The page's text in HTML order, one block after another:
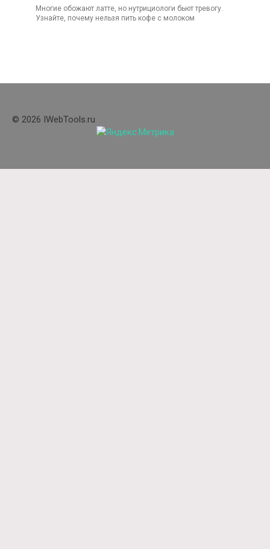
Многие обожают латте, но нутрициологи бьют тревогу.
Узнайте, почему нельзя пить кофе с молоком
© 2026 IWebTools.ru